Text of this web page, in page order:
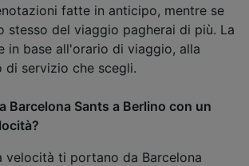
fatte in anticipo, mentre se
stesso del viaggio pagherai di più. La
in base all'orario di viaggio, alla
servizio che scegli.
Barcelona Sants a Berlino con un
velocità ti portano da Barcelona